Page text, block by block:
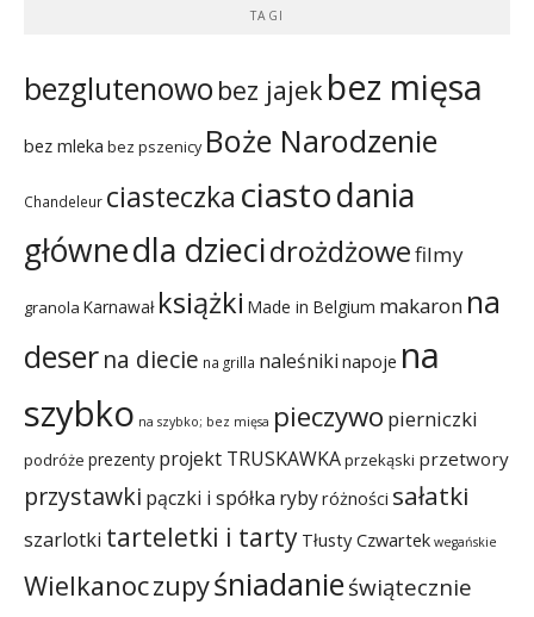
TAGI
bezglutenowo bez jajek bez mięsa
bez mleka bez pszenicy Boże Narodzenie
Chandeleur ciasteczka ciastodania
głównedla dziecidrożdżowefilmy
granola Karnawał książki Made in Belgium makaron na
deserna diecie na grilla naleśniki napoje na
szybko na szybko; bez mięsa pieczywo pierniczki
podróże prezenty projekt TRUSKAWKAprzekąski przetwory
przystawki pączki i spółka rybyróżności sałatki
szarlotki tarteletki i tarty Tłusty Czwartek wegańskie
Wielkanoczupyśniadanieświątecznie